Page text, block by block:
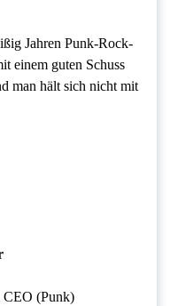
Jahren Punk-Rock-
einem guten Schuss
man hält sich nicht mit
CEO (Punk)